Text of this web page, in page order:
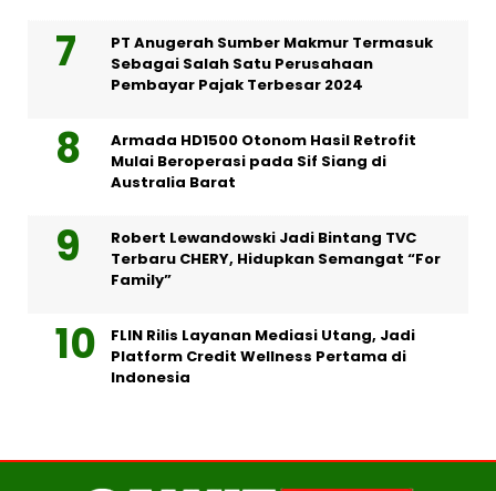
PT Anugerah Sumber Makmur Termasuk
Sebagai Salah Satu Perusahaan
Pembayar Pajak Terbesar 2024
Armada HD1500 Otonom Hasil Retrofit
Mulai Beroperasi pada Sif Siang di
Australia Barat
Robert Lewandowski Jadi Bintang TVC
Terbaru CHERY, Hidupkan Semangat “For
Family”
FLIN Rilis Layanan Mediasi Utang, Jadi
Platform Credit Wellness Pertama di
Indonesia